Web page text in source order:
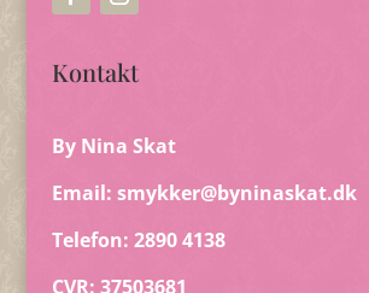
Kontakt
By Nina Skat
Email: smykker@byninaskat.dk
Telefon: 2890 4138
CVR: 37503681